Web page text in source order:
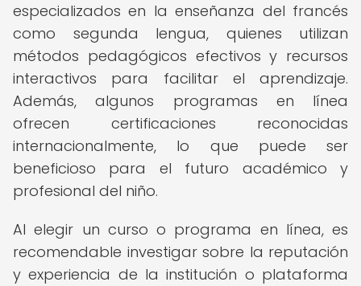
especializados en la enseñanza del francés
como segunda lengua, quienes utilizan
métodos pedagógicos efectivos y recursos
interactivos para facilitar el aprendizaje.
Además, algunos programas en línea
ofrecen certificaciones reconocidas
internacionalmente, lo que puede ser
beneficioso para el futuro académico y
profesional del niño.
Al elegir un curso o programa en línea, es
recomendable investigar sobre la reputación
y experiencia de la institución o plataforma